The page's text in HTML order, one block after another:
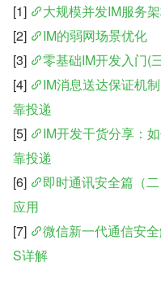
[1]
大规模并发IM服务
[2]
IM的弱网场景优化
[3]
零基础IM开发入门(
[4]
IM消息送达保证机
靠投递
[5]
IM开发干货分享：
靠投递
[6]
即时通讯安全篇（
应用
[7]
微信新一代通信安
S详解